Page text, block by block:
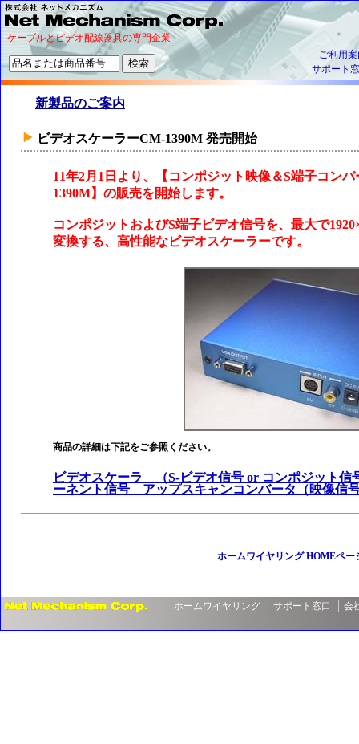
ケーブルとビデオ配線器具の専門企業
ご利用
サポート
新製品のご案内
ビデオスケーラーCM-1390M 発売開始
11年2月1日より、【コンポジット映像＆S端子コン
1390M】の販売を開始します。
コンポジットおよびS端子ビデオ信号を、最大で
変換する、高性能なビデオスケーラーです。
商品の詳細は下記をご参照ください。
ビデオスケーラ （S-ビデオ信号 or コンポジット
ーネント信号 アップスキャンコンバータ（映像信
ホームワイヤリング HOMEペー
ホームワイヤリング サポート窓口 会